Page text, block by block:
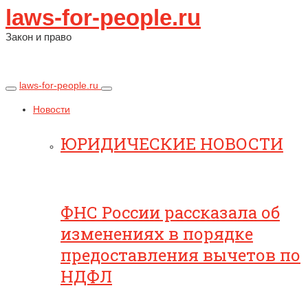
laws-for-people.ru
Закон и право
laws-for-people.ru
Новости
ЮРИДИЧЕСКИЕ НОВОСТИ
ФНС России рассказала об
изменениях в порядке
предоставления вычетов по
НДФЛ